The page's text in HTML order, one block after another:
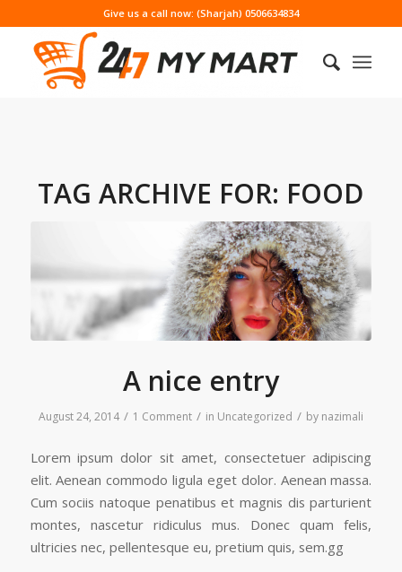
Give us a call now: (Sharjah) 0506634834
TAG ARCHIVE FOR: FOOD
A nice entry
August 24, 2014 / 1 Comment / in Uncategorized / by nazimali
Lorem ipsum dolor sit amet, consectetuer adipiscing
elit. Aenean commodo ligula eget dolor. Aenean massa.
Cum sociis natoque penatibus et magnis dis parturient
montes, nascetur ridiculus mus. Donec quam felis,
ultricies nec, pellentesque eu, pretium quis, sem.gg